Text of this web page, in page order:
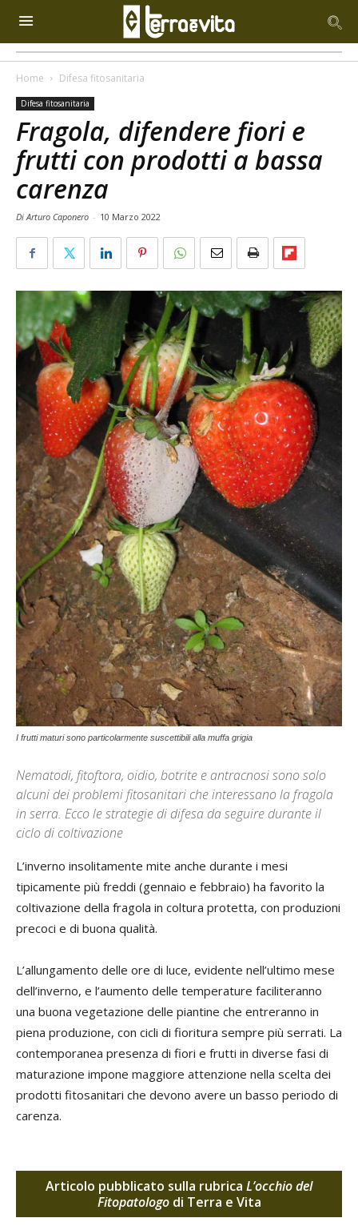
Home Difesa fitosanitaria
Difesa fitosanitaria
Fragola, difendere fiori e
frutti con prodotti a bassa
carenza
Di Arturo Caponero - 10 Marzo 2022
I frutti maturi sono particolarmente suscettibili alla muffa grigia
Nematodi, fitoftora, oidio, botrite e antracnosi sono solo
alcuni dei problemi fitosanitari che interessano la fragola
in serra. Ecco le strategie di difesa da seguire durante il
ciclo di coltivazione
L’inverno insolitamente mite anche durante i mesi
tipicamente più freddi (gennaio e febbraio) ha favorito la
coltivazione della fragola in coltura protetta, con produzioni
precoci e di buona qualità.
L’allungamento delle ore di luce, evidente nell’ultimo mese
dell’inverno, e l’aumento delle temperature faciliteranno
una buona vegetazione delle piantine che entreranno in
piena produzione, con cicli di fioritura sempre più serrati. La
contemporanea presenza di fiori e frutti in diverse fasi di
maturazione impone maggiore attenzione nella scelta dei
prodotti fitosanitari che devono avere un basso periodo di
carenza.
Articolo pubblicato sulla rubrica L’occhio del
Fitopatologodi Terra e Vita